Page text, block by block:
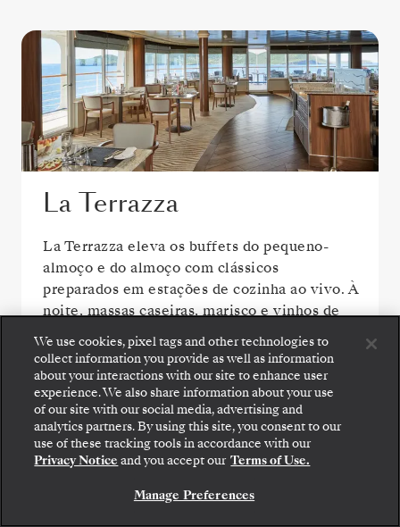
La Terrazza
La Terrazza eleva os buffets do pequeno-
almoço e do almoço com clássicos
preparados em estações de cozinha ao vivo. À
noite, massas caseiras, marisco e vinhos de
categoria são o segredo para o jantar italiano
perfeito.
We use cookies, pixel tags and other technologies to
collect information you provide as well as information
about your interactions with our site to enhance user
experience. We also share information about your use
of our site with our social media, advertising and
analytics partners. By using this site, you consent to our
use of these tracking tools in accordance with our
Privacy Notice and you accept our Terms of Use.
Manage Preferences